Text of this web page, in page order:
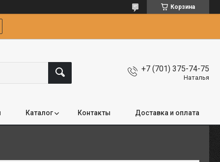
Корзина
+7 (701) 375-74-75
Наталья
Каталог Контакты Доставка и оплата